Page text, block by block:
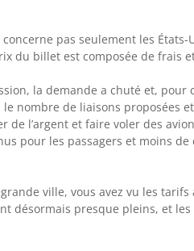
pas seulement les États-
du billet est composée de frais
la demande a chuté et, pour
nombre de liaisons proposées
de l’argent et faire voler des
pour les passagers et moins de
ville, vous avez vu les
désormais presque pleins, et les